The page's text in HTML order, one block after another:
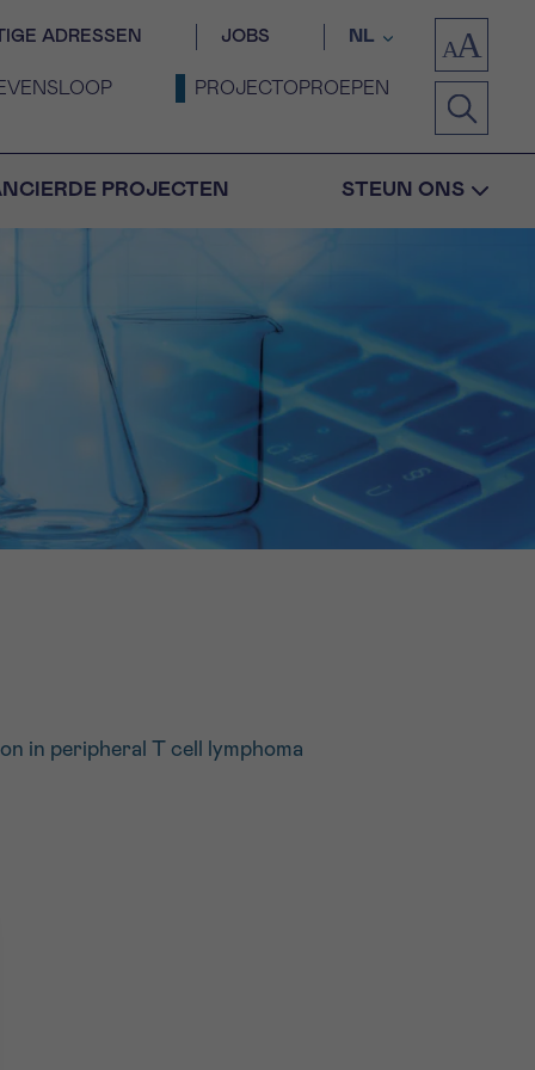
ADRESSEN JOBS NL
PROJECTOPROEPEN
PROJECTEN STEUN ONS
in peripheral T cell lymphoma
16h-18h